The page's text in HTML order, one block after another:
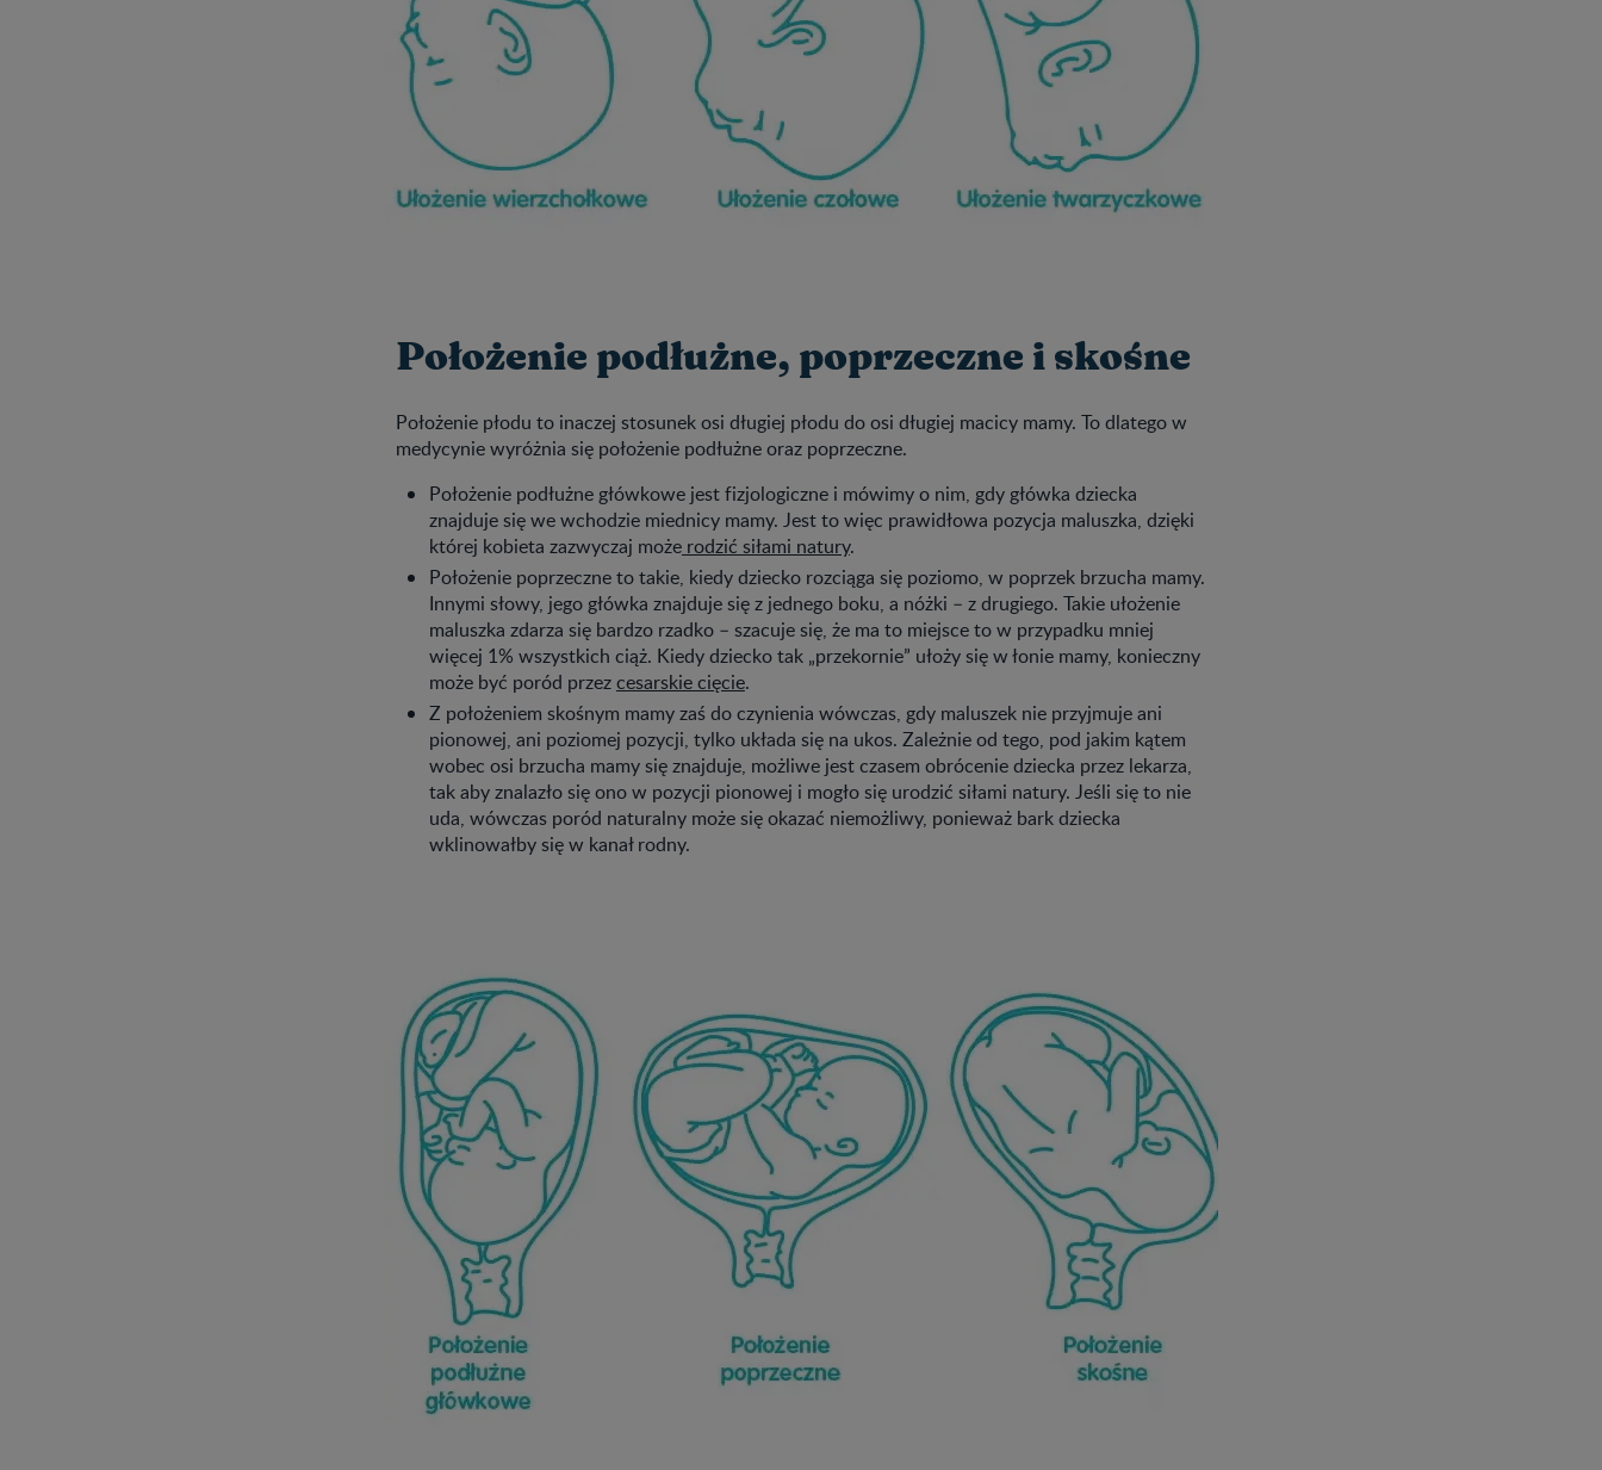
Położenie podłużne, poprzeczne i skośne
Położenie płodu to inaczej stosunek osi długiej płodu do osi długiej macicy mamy. To dlatego w
medycynie wyróżnia się położenie podłużne oraz poprzeczne.
Położenie podłużne główkowe jest fizjologiczne i mówimy o nim, gdy główka dziecka
znajduje się we wchodzie miednicy mamy. Jest to więc prawidłowa pozycja maluszka, dzięki
której kobieta zazwyczaj możerodzić siłami natury.
Położenie poprzeczne to takie, kiedy dziecko rozciąga się poziomo, w poprzek brzucha mamy.
Innymi słowy, jego główka znajduje się z jednego boku, a nóżki – z drugiego. Takie ułożenie
maluszka zdarza się bardzo rzadko – szacuje się, że ma to miejsce to w przypadku mniej
więcej 1% wszystkich ciąż. Kiedy dziecko tak „przekornie” ułoży się w łonie mamy, konieczny
może być poród przezcesarskie cięcie.
Z położeniem skośnym mamy zaś do czynienia wówczas, gdy maluszek nie przyjmuje ani
pionowej, ani poziomej pozycji, tylko układa się na ukos. Zależnie od tego, pod jakim kątem
wobec osi brzucha mamy się znajduje, możliwe jest czasem obrócenie dziecka przez lekarza,
tak aby znalazło się ono w pozycji pionowej i mogło się urodzić siłami natury. Jeśli się to nie
uda, wówczas poród naturalny może się okazać niemożliwy, ponieważ bark dziecka
wklinowałby się w kanał rodny.